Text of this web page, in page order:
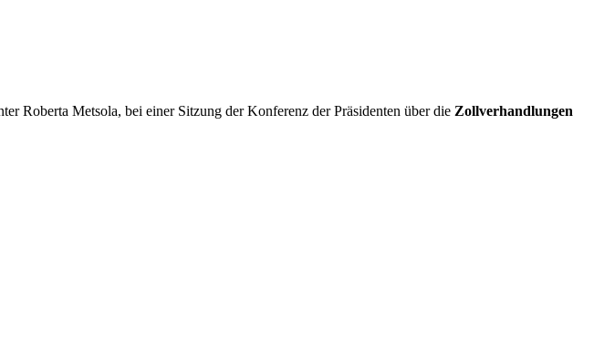
Roberta Metsola, bei einer Sitzung der Konferenz der Präsidenten über die Zollverhandlungen